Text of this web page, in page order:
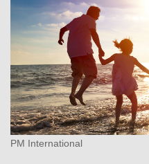
PM International